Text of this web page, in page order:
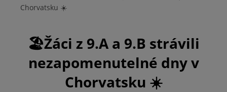
Chorvatsku ☀️
🏖️Žáci z 9.A a 9.B strávili
nezapomenutelné dny v
Chorvatsku ☀️